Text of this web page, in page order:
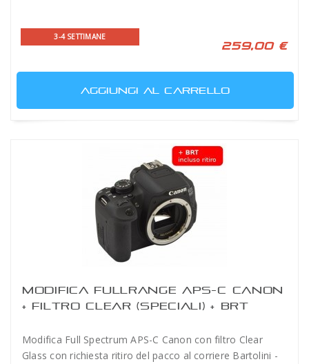
3-4 SETTIMANE
259,00 €
AGGIUNGI AL CARRELLO
MODIFICA FULLRANGE APS-C CANON
+ FILTRO CLEAR (SPECIALI) + BRT
Modifica Full Spectrum APS-C Canon con filtro Clear
Glass con richiesta ritiro del pacco al corriere Bartolini -